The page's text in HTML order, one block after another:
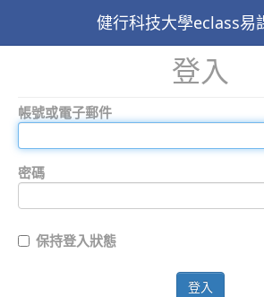
健行科技大學eclass易
登入
帳號或電子郵件
密碼
保持登入狀態
登入